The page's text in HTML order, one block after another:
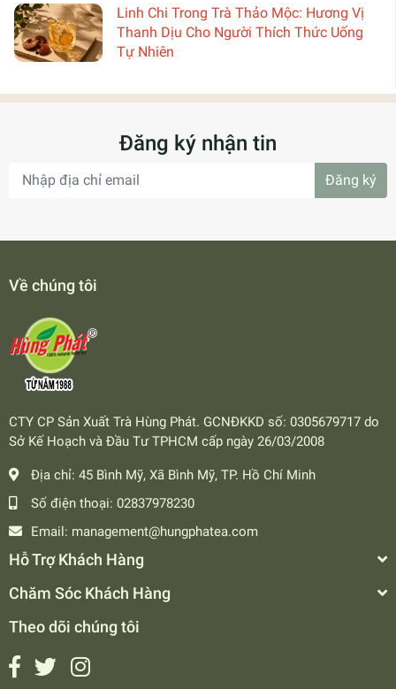
Linh Chi Trong Trà Thảo Mộc: Hương Vị
Thanh Dịu Cho Người Thích Thức Uống
Tự Nhiên
Đăng ký nhận tin
Đăng ký
Về chúng tôi
CTY CP Sản Xuất Trà Hùng Phát. GCNĐKKD số: 0305679717 do
Sở Kế Hoạch và Đầu Tư TPHCM cấp ngày 26/03/2008
Địa chỉ: 45 Bình Mỹ, Xã Bình Mỹ, TP. Hồ Chí Minh
Số điện thoại: 02837978230
Email: management@hungphatea.com
Hỗ Trợ Khách Hàng
Chăm Sóc Khách Hàng
Theo dõi chúng tôi